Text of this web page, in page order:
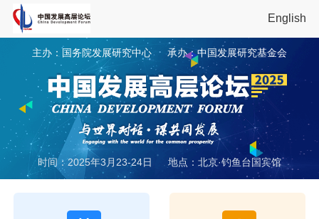
English
主办：国务院发展研究中心 承办：中国发展研究基金会
时间：2025年3月23-24日 地点：北京·钓鱼台国宾馆